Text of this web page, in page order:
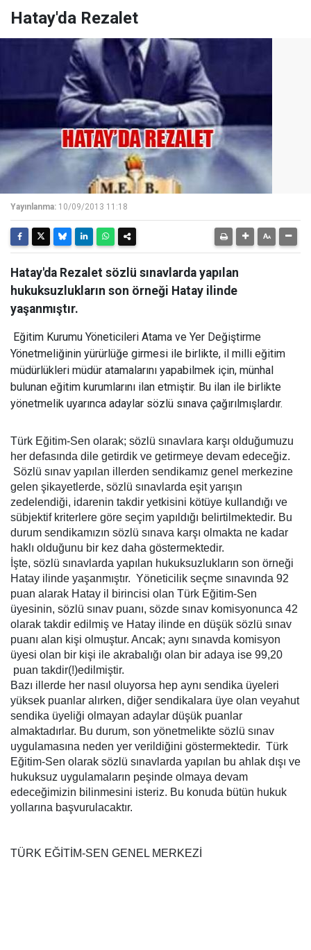
Hatay'da Rezalet
Yayınlanma: 10/09/2013 11:18
Hatay'da Rezalet sözlü sınavlarda yapılan
hukuksuzlukların son örneği Hatay ilinde
yaşanmıştır.
Eğitim Kurumu Yöneticileri Atama ve Yer Değiştirme
Yönetmeliğinin yürürlüğe girmesi ile birlikte, il milli eğitim
müdürlükleri müdür atamalarını yapabilmek için, münhal
bulunan eğitim kurumlarını ilan etmiştir. Bu ilan ile birlikte
yönetmelik uyarınca adaylar sözlü sınava çağırılmışlardır.
Türk Eğitim-Sen olarak; sözlü sınavlara karşı olduğumuzu
her defasında dile getirdik ve getirmeye devam edeceğiz.
Sözlü sınav yapılan illerden sendikamız genel merkezine
gelen şikayetlerde, sözlü sınavlarda eşit yarışın
zedelendiği, idarenin takdir yetkisini kötüye kullandığı ve
sübjektif kriterlere göre seçim yapıldığı belirtilmektedir. Bu
durum sendikamızın sözlü sınava karşı olmakta ne kadar
haklı olduğunu bir kez daha göstermektedir.
İşte, sözlü sınavlarda yapılan hukuksuzlukların son örneği
Hatay ilinde yaşanmıştır. Yöneticilik seçme sınavında 92
puan alarak Hatay il birincisi olan Türk Eğitim-Sen
üyesinin, sözlü sınav puanı, sözde sınav komisyonunca 42
olarak takdir edilmiş ve Hatay ilinde en düşük sözlü sınav
puanı alan kişi olmuştur. Ancak; aynı sınavda komisyon
üyesi olan bir kişi ile akrabalığı olan bir adaya ise 99,20
puan takdir(!)edilmiştir.
Bazı illerde her nasıl oluyorsa hep aynı sendika üyeleri
yüksek puanlar alırken, diğer sendikalara üye olan veyahut
sendika üyeliği olmayan adaylar düşük puanlar
almaktadırlar. Bu durum, son yönetmelikte sözlü sınav
uygulamasına neden yer verildiğini göstermektedir. Türk
Eğitim-Sen olarak sözlü sınavlarda yapılan bu ahlak dışı ve
hukuksuz uygulamaların peşinde olmaya devam
edeceğimizin bilinmesini isteriz. Bu konuda bütün hukuk
yollarına başvurulacaktır.
TÜRK EĞİTİM-SEN GENEL MERKEZİ